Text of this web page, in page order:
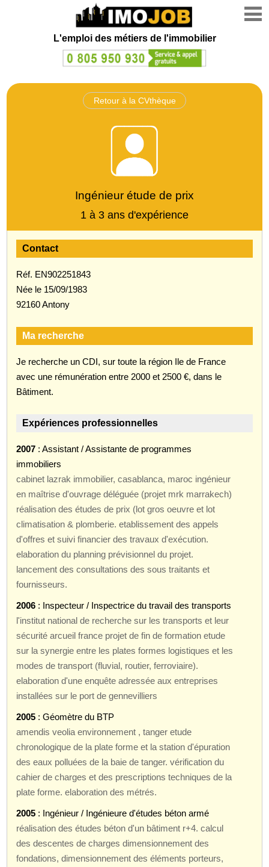
L'emploi des métiers de l'immobilier
Retour à la CVthèque
Ingénieur étude de prix
1 à 3 ans d'expérience
Contact
Réf. EN902251843
Née le 15/09/1983
92160 Antony
Ma recherche
Je recherche un CDI, sur toute la région Ile de France
avec une rémunération entre 2000 et 2500 €, dans le
Bâtiment.
Expériences professionnelles
2007 : Assistant / Assistante de programmes
immobiliers
cabinet lazrak immobilier, casablanca, maroc ingénieur
en maîtrise d'ouvrage déléguée (projet mrk marrakech)
réalisation des études de prix (lot gros oeuvre et lot
climatisation & plomberie. etablissement des appels
d'offres et suivi financier des travaux d'exécution.
elaboration du planning prévisionnel du projet.
lancement des consultations des sous traitants et
fournisseurs.
2006 : Inspecteur / Inspectrice du travail des transports
l'institut national de recherche sur les transports et leur
sécurité arcueil france projet de fin de formation etude
sur la synergie entre les plates formes logistiques et les
modes de transport (fluvial, routier, ferroviaire).
elaboration d'une enquête adressée aux entreprises
installées sur le port de gennevilliers
2005 : Géomètre du BTP
amendis veolia environnement , tanger etude
chronologique de la plate forme et la station d'épuration
des eaux polluées de la baie de tanger. vérification du
cahier de charges et des prescriptions techniques de la
plate forme. elaboration des métrés.
2005 : Ingénieur / Ingénieure d'études béton armé
réalisation des études béton d'un bâtiment r+4. calcul
des descentes de charges dimensionnement des
fondations, dimensionnement des éléments porteurs,